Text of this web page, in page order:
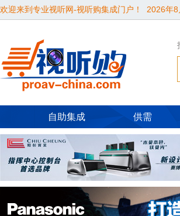
欢迎来到专业视听网-视听购集成门户！ 2026年
自助集成 供需